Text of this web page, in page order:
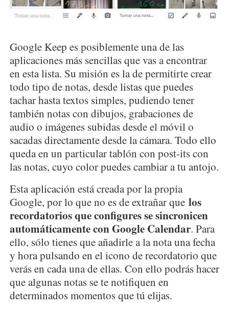
Google Keep es posiblemente una de las
aplicaciones más sencillas que vas a encontrar
en esta lista. Su misión es la de permitirte crear
todo tipo de notas, desde listas que puedes
tachar hasta textos simples, pudiendo tener
también notas con dibujos, grabaciones de
audio o imágenes subidas desde el móvil o
sacadas directamente desde la cámara. Todo ello
queda en un particular tablón con post-its con
las notas, cuyo color puedes cambiar a tu antojo.
Esta aplicación está creada por la propia
Google, por lo que no es de extrañar que los
recordatorios que configures se sincronicen
automáticamente con Google Calendar. Para
ello, sólo tienes que añadirle a la nota una fecha
y hora pulsando en el icono de recordatorio que
verás en cada una de ellas. Con ello podrás hacer
que algunas notas se te notifiquen en
determinados momentos que tú elijas.